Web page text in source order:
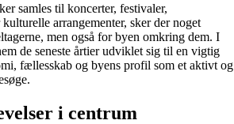
samles til koncerter, festivaler,
arrangementer, sker der noget
men også for byen omkring dem. I
de seneste årtier udviklet sig til en vigtig
fællesskab og byens profil som et aktivt og
i centrum